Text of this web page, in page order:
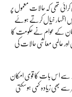
تھی کہ حالات معمول پر
اظہار خیال کرتے ہوئے
کے عوام نے حکومت کا
اور عالمی معاشی حالات کی
وجہ سے اس بات کا قوی امکان
روپے سے زیادہ یا 150 روپے فی لیٹر سے بھی زیادہ کمی ہو سکتی